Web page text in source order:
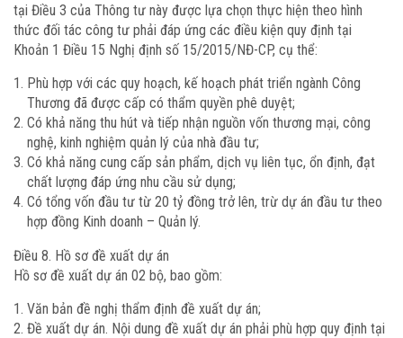
tại Điều 3 của Thông tư này được lựa chọn thực hiện theo hình
thức đối tác công tư phải đáp ứng các điều kiện quy định tại
Khoản 1 Điều 15 Nghị định số 15/2015/NĐ-CP, cụ thể:
Phù hợp với các quy hoạch, kế hoạch phát triển ngành Công
Thương đã được cấp có thẩm quyền phê duyệt;
Có khả năng thu hút và tiếp nhận nguồn vốn thương mại, công
nghệ, kinh nghiệm quản lý của nhà đầu tư;
Có khả năng cung cấp sản phẩm, dịch vụ liên tục, ổn định, đạt
chất lượng đáp ứng nhu cầu sử dụng;
Có tổng vốn đầu tư từ 20 tỷ đồng trở lên, trừ dự án đầu tư theo
hợp đồng Kinh doanh – Quản lý.
Điều 8. Hồ sơ đề xuất dự án
Hồ sơ đề xuất dự án 02 bộ, bao gồm:
Văn bản đề nghị thẩm định đề xuất dự án;
Đề xuất dự án. Nội dung đề xuất dự án phải phù hợp quy định tại